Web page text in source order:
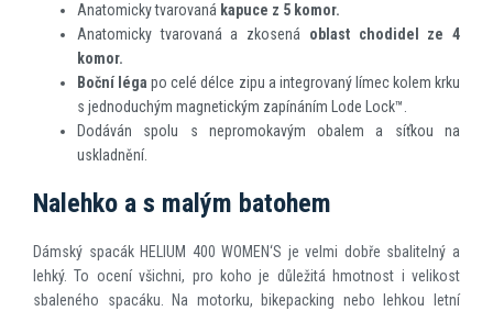
Anatomicky tvarovaná kapuce z 5 komor.
Anatomicky tvarovaná a zkosená oblast chodidel ze 4
komor.
Boční léga po celé délce zipu a integrovaný límec kolem krku
s jednoduchým magnetickým zapínáním Lode Lock™.
Dodáván spolu s nepromokavým obalem a síťkou na
uskladnění.
Nalehko a s malým batohem
Dámský spacák HELIUM 400 WOMEN‘S je velmi dobře sbalitelný a
lehký. To ocení všichni, pro koho je důležitá hmotnost i velikost
sbaleného spacáku. Na motorku, bikepacking nebo lehkou letní